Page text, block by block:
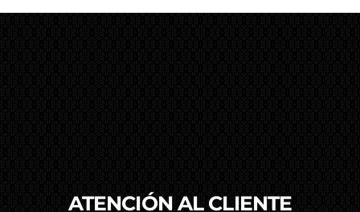
ATENCIÓN AL CLIENTE